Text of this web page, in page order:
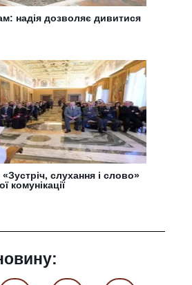
надія дозволяє дивитися
слухання і слово»
комунікації